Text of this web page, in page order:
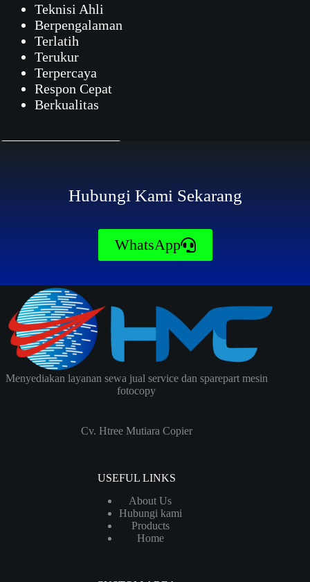
Teknisi Ahli
Berpengalaman
Terlatih
Terukur
Terpercaya
Respon Cepat
Berkualitas
Hubungi Kami Sekarang
WhatsApp
Menyediakan layanan sewa jual service dan sparepart mesin
fotocopy
Cv. Htree Mutiara Copier
USEFUL LINKS
About Us
Hubungi kami
Products
Home